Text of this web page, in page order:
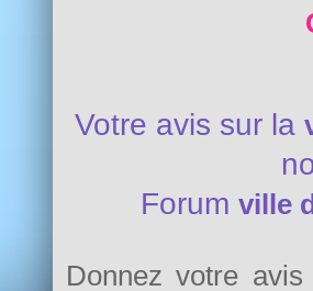
Votre avis sur la
Forum ville
Donnez votre